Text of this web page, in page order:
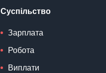
Суспільство
Зарплата
Робота
Виплати